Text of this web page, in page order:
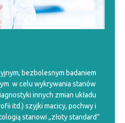
bezbolesnym badaniem
w celu wykrywania stanów
innych zmian układu
itd.) szyjki macicy, pochwy i
stanowi „złoty standard”